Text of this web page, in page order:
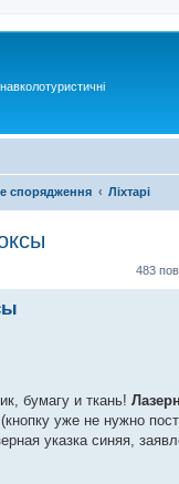
спорядження Ліхтарі
483
бумагу и ткань!
уже не нужно
указка синяя,